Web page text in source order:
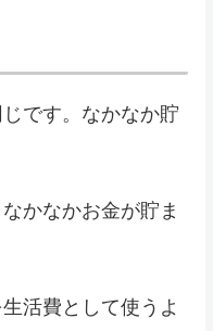
です。なかなか貯
かなかお金が貯ま
活費として使うよ